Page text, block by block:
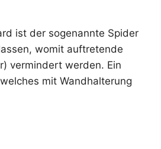
ist der sogenannte Spider
womit auftretende
vermindert werden. Ein
mit Wandhalterung